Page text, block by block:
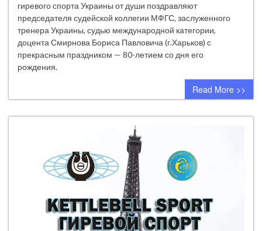
Днем
Рождения
Смирнова
Б.П.
гиревого спорта Украины от души поздравляют
председателя судейской коллегии МФГС, заслуженного
тренера Украины, судью международной категории,
доцента Смирнова Бориса Павловича (г.Харьков) с
прекрасным праздником — 80-летием со дня его
рождения.
Read More >>